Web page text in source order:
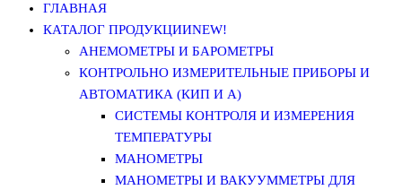
ГЛАВНАЯ
КАТАЛОГ ПРОДУКЦИИNEW!
АНЕМОМЕТРЫ И БАРОМЕТРЫ
КОНТРОЛЬНО ИЗМЕРИТЕЛЬНЫЕ ПРИБОРЫ И
АВТОМАТИКА (КИП И А)
СИСТЕМЫ КОНТРОЛЯ И ИЗМЕРЕНИЯ
ТЕМПЕРАТУРЫ
МАНОМЕТРЫ
МАНОМЕТРЫ И ВАКУУММЕТРЫ ДЛЯ